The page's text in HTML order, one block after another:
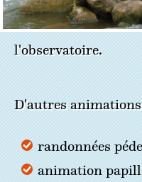
l'observatoire.
D'autres
randonnées
animation